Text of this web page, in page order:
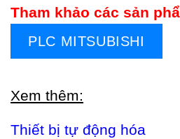
Tham khảo các sản
PLC MITSUBISHI
Xem thêm:
Thiết bị tự động hóa